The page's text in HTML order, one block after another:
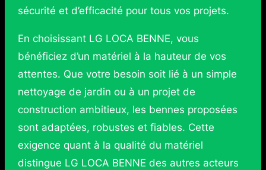
sécurité et d’efficacité pour tous vos projets.
En choisissant LG LOCA BENNE, vous
bénéficiez d’un matériel à la hauteur de vos
attentes. Que votre besoin soit lié à un simple
nettoyage de jardin ou à un projet de
construction ambitieux, les bennes proposées
sont adaptées, robustes et fiables. Cette
exigence quant à la qualité du matériel
distingue LG LOCA BENNE des autres acteurs